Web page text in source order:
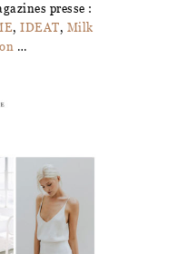
presse :
, IDEAT, Milk
…